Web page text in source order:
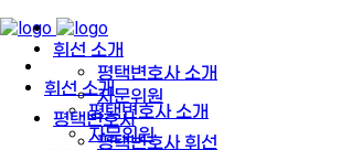
휘선 소개
평택변호사 소개
자문위원
휘선 소개
평택변호사 소개
자문위원
평택변호사
평택변호사 휘선